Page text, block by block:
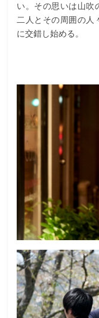
い。その思いは山吹
二人とその周囲の人
に交錯し始める。